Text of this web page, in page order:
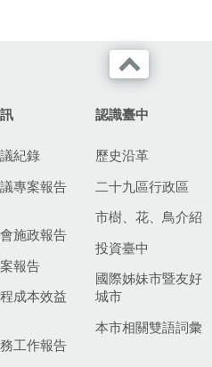
紀錄
專案報告
施政報告
報告
成本效益
工作報告
認識臺中
歷史沿革
二十九區行政區
市樹、花、鳥介紹
投資臺中
國際姊妹市暨友好
城市
本市相關雙語詞彙